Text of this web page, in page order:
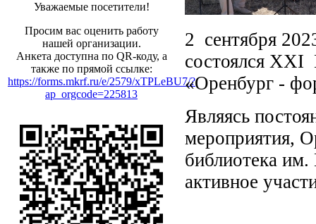
Уважаемые посетители!
Просим вас оценить работу
нашей организации.
Анкета доступна по QR-коду, а
также по прямой ссылке:
https://forms.mkrf.ru/e/2579/xTPLeBU7/?
ap_orgcode=225813
2 сентября
состоялся XXI
«Оренбург -
Являясь
мероприятия,
библиотека
активное